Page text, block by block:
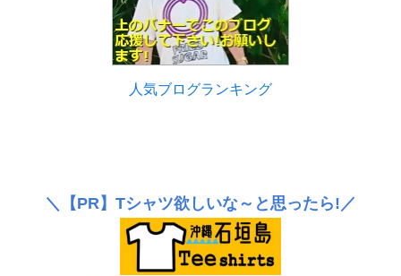
人気ブログランキング
＼ 【PR】 Tシャツ欲しいな～と思ったら!／